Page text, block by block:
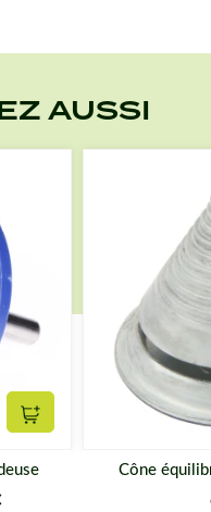
AUSSI
Ajouter au panier
Cône